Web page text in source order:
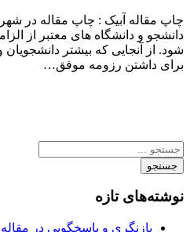
چاپ مقاله آبیک : چاپ مقاله در شهر
دانشجو و دانشگاه های معتبر از
شود. از آنجایی که بیشتر
برای داشتن رزومه موفق…
جستجو
نوشته‌های تازه
بازنگری و پاسخگویی در